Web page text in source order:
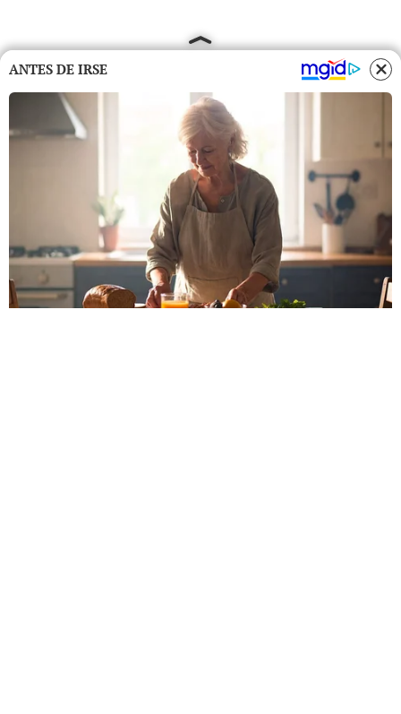
ANTES DE IRSE